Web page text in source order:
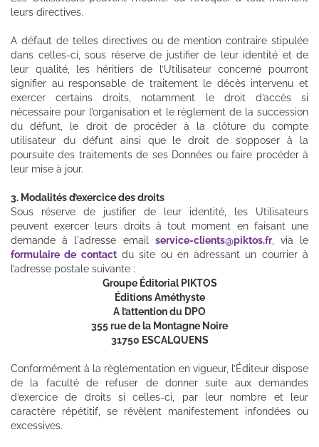
leurs directives.
A défaut de telles directives ou de mention contraire stipulée
dans celles-ci, sous réserve de justifier de leur identité et de
leur qualité, les héritiers de l’Utilisateur concerné pourront
signifier au responsable de traitement le décès intervenu et
exercer certains droits, notamment le droit d’accès si
nécessaire pour l’organisation et le règlement de la succession
du défunt, le droit de procéder à la clôture du compte
utilisateur du défunt ainsi que le droit de s’opposer à la
poursuite des traitements de ses Données ou faire procéder à
leur mise à jour.
3. Modalités d’exercice des droits
Sous réserve de justifier de leur identité, les Utilisateurs
peuvent exercer leurs droits à tout moment en faisant une
demande à l'adresse email service-clients@piktos.fr, via le
formulaire de contactdu site ou en adressant un courrier à
l’adresse postale suivante :
Groupe Éditorial PIKTOS
Éditions Améthyste
A l’attention du DPO
355 rue de la Montagne Noire
31750 ESCALQUENS
Conformément à la règlementation en vigueur, l’Éditeur dispose
de la faculté de refuser de donner suite aux demandes
d’exercice de droits si celles-ci, par leur nombre et leur
caractère répétitif, se révèlent manifestement infondées ou
excessives.